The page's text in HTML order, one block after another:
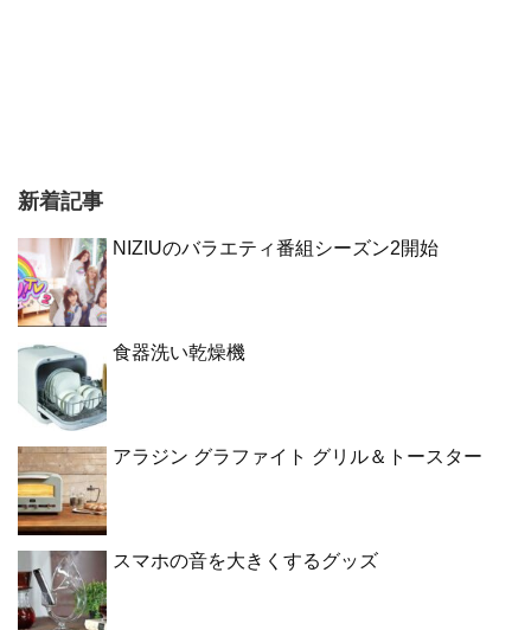
新着記事
NIZIUのバラエティ番組シーズン2開始
食器洗い乾燥機
アラジン グラファイト グリル＆トースター
スマホの音を大きくするグッズ